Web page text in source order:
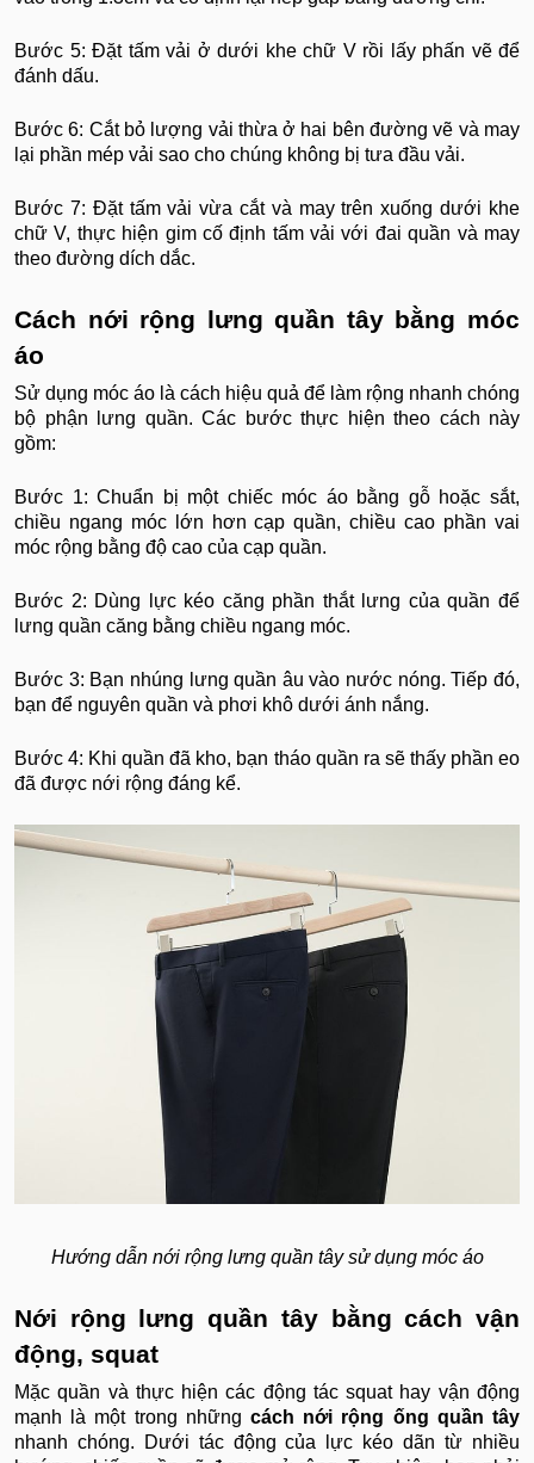
Bước 5: Đặt tấm vải ở dưới khe chữ V rồi lấy phấn vẽ để
đánh dấu.
Bước 6: Cắt bỏ lượng vải thừa ở hai bên đường vẽ và may
lại phần mép vải sao cho chúng không bị tưa đầu vải.
Bước 7: Đặt tấm vải vừa cắt và may trên xuống dưới khe
chữ V, thực hiện gim cố định tấm vải với đai quần và may
theo đường dích dắc.
Cách nới rộng lưng quần tây bằng móc
áo
Sử dụng móc áo là cách hiệu quả để làm rộng nhanh chóng
bộ phận lưng quần. Các bước thực hiện theo cách này
gồm:
Bước 1: Chuẩn bị một chiếc móc áo bằng gỗ hoặc sắt,
chiều ngang móc lớn hơn cạp quần, chiều cao phần vai
móc rộng bằng độ cao của cạp quần.
Bước 2: Dùng lực kéo căng phần thắt lưng của quần để
lưng quần căng bằng chiều ngang móc.
Bước 3: Bạn nhúng lưng quần âu vào nước nóng. Tiếp đó,
bạn để nguyên quần và phơi khô dưới ánh nắng.
Bước 4: Khi quần đã kho, bạn tháo quần ra sẽ thấy phần eo
đã được nới rộng đáng kể.
Hướng dẫn nới rộng lưng quần tây sử dụng móc áo
Nới rộng lưng quần tây bằng cách vận
động, squat
Mặc quần và thực hiện các động tác squat hay vận động
mạnh là một trong những cách nới rộng ống quần tây
nhanh chóng. Dưới tác động của lực kéo dãn từ nhiều